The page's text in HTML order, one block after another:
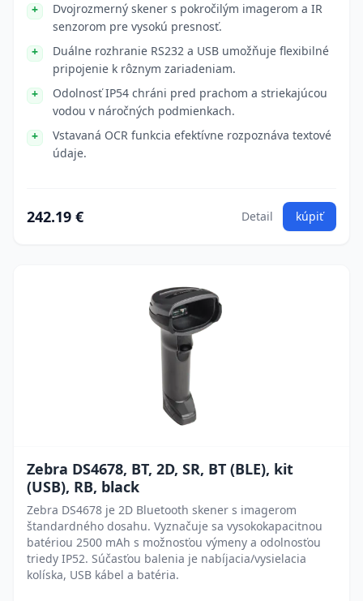
Dvojrozmerný skener s pokročilým imagerom a IR
senzorom pre vysokú presnosť.
Duálne rozhranie RS232 a USB umožňuje flexibilné
pripojenie k rôznym zariadeniam.
Odolnosť IP54 chráni pred prachom a striekajúcou
vodou v náročných podmienkach.
Vstavaná OCR funkcia efektívne rozpoznáva textové
údaje.
242.19 € Detail kúpiť
Zebra DS4678, BT, 2D, SR, BT (BLE), kit
(USB), RB, black
Zebra DS4678 je 2D Bluetooth skener s imagerom
štandardného dosahu. Vyznačuje sa vysokokapacitnou
batériou 2500 mAh s možnosťou výmeny a odolnosťou
triedy IP52. Súčasťou balenia je nabíjacia/vysielacia
kolíska, USB kábel a batéria.